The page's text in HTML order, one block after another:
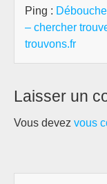
Ping :
– chercher
trouvons.fr
Laisser un
Vous devez vous